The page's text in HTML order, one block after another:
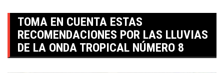
TOMA EN CUENTA ESTAS
RECOMENDACIONES POR LAS LLUVIAS
DE LA ONDA TROPICAL NÚMERO 8